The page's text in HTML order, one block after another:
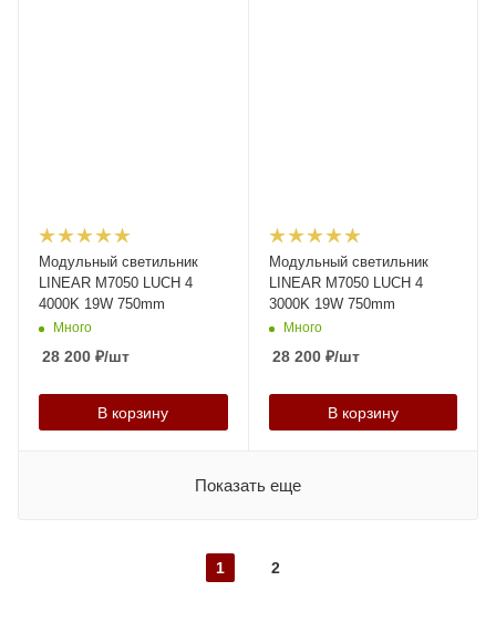
Модульный светильник
LINEAR M7050 LUCH 4
4000K 19W 750mm
Много
28 200 ₽/шт
В корзину
Модульный светильник
LINEAR M7050 LUCH 4
3000K 19W 750mm
Много
28 200₽/шт
В корзину
Показать еще
1 2